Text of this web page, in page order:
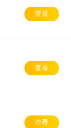
查看
查看
查看